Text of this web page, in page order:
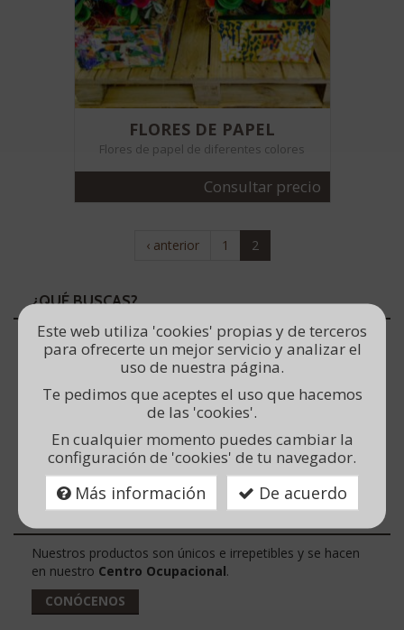
FLORES DE PAPEL
Flores de papel de diferentes colores
Consultar precio
‹ anterior 1 2
¿QUÉ BUSCAS?
Casa y decoración
Detalles para celebraciones
Papelería
Para regalar
SOMOS CREADORES
Nuestros productos son únicos e irrepetibles y se hacen
en nuestro Centro Ocupacional.
CONÓCENOS
Este web utiliza 'cookies' propias y de terceros
para ofrecerte un mejor servicio y analizar el
uso de nuestra página.
Te pedimos que aceptes el uso que hacemos
de las 'cookies'.
En cualquier momento puedes cambiar la
configuración de 'cookies' de tu navegador.
Más información De acuerdo